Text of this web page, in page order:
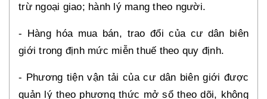
trừ ngoại giao; hành lý mang theo người.
- Hàng hóa mua bán, trao đổi của cư dân biên
giới trong định mức miễn thuế theo quy định.
- Phương tiện vận tải của cư dân biên giới được
quản lý theo phương thức mở sổ theo dõi, không